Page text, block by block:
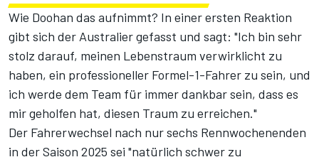
Wie Doohan das aufnimmt? In einer ersten Reaktion
gibt sich der Australier gefasst und sagt: "Ich bin sehr
stolz darauf, meinen Lebenstraum verwirklicht zu
haben, ein professioneller Formel-1-Fahrer zu sein, und
ich werde dem Team für immer dankbar sein, dass es
mir geholfen hat, diesen Traum zu erreichen."
Der Fahrerwechsel nach nur sechs Rennwochenenden
in der Saison 2025 sei "natürlich schwer zu